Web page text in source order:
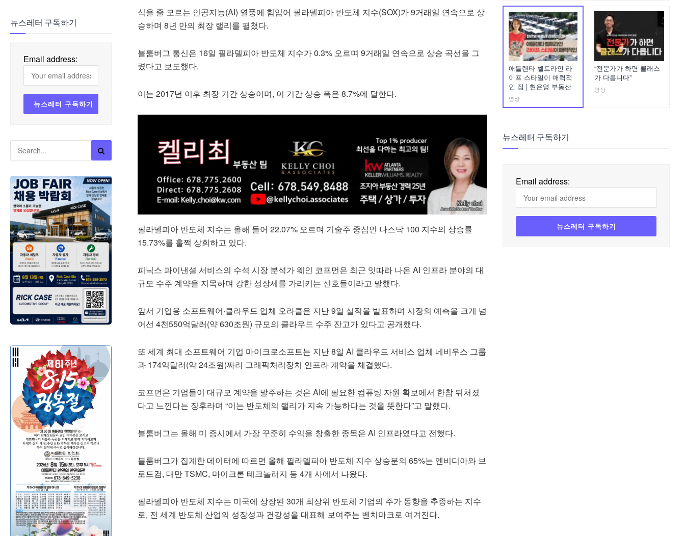
뉴스레터 구독하기
Email address:
식을 줄 모르는 인공지능(AI) 열풍에 힘입어 필라델피아 반도체 지수(SOX)가 9거래일 연속으로 상
승하며 8년 만의 최장 랠리를 펼쳤다.
블룸버그 통신은 16일 필라델피아 반도체 지수가 0.3% 오르며 9거래일 연속으로 상승 곡선을 그
렸다고 보도했다.
이는 2017년 이후 최장 기간 상승이며, 이 기간 상승 폭은 8.7%에 달한다.
필라델피아 반도체 지수는 올해 들어 22.07% 오르며 기술주 중심인 나스닥 100 지수의 상승률
15.73%를 훌쩍 상회하고 있다.
피닉스 파이낸셜 서비스의 수석 시장 분석가 웨인 코프먼은 최근 잇따라 나온 AI 인프라 분야의 대
규모 수주 계약을 지목하며 강한 성장세를 가리키는 신호들이라고 말했다.
앞서 기업용 소프트웨어·클라우드 업체 오라클은 지난 9일 실적을 발표하며 시장의 예측을 크게 넘
어선 4천550억달러(약 630조원) 규모의 클라우드 수주 잔고가 있다고 공개했다.
또 세계 최대 소프트웨어 기업 마이크로소프트는 지난 8일 AI 클라우드 서비스 업체 네비우스 그룹
과 174억달러(약 24조원)짜리 그래픽처리장치 인프라 계약을 체결했다.
코프먼은 기업들이 대규모 계약을 발주하는 것은 AI에 필요한 컴퓨팅 자원 확보에서 한참 뒤처졌
다고 느낀다는 징후라며 “이는 반도체의 랠리가 지속 가능하다는 것을 뜻한다”고 말했다.
블룸버그는 올해 미 증시에서 가장 꾸준히 수익을 창출한 종목은 AI 인프라였다고 전했다.
블룸버그가 집계한 데이터에 따르면 올해 필라델피아 반도체 지수 상승분의 65%는 엔비디아와 브
로드컴, 대만 TSMC, 마이크론 테크놀러지 등 4개 사에서 나왔다.
필라델피아 반도체 지수는 미국에 상장된 30개 최상위 반도체 기업의 주가 동향을 추종하는 지수
로, 전 세계 반도체 산업의 성장성과 건강성을 대표해 보여주는 벤치마크로 여겨진다.
애틀랜타 벨트라인 라
이프 스타일이 매력적
인 집 | 현은영 부동산
영상
“전문가가 하면 클래스
가 다릅니다”
영상
뉴스레터 구독하기
Email address: